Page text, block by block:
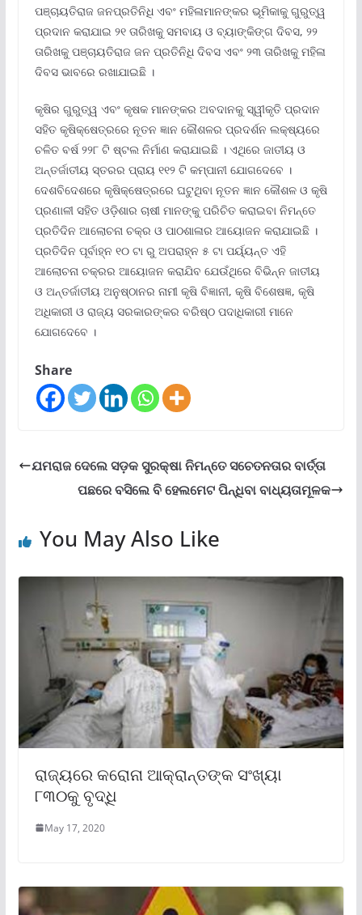
ପଞ୍ଚାୟତିରାଜ ଜନପ୍ରତିନିଧି ଏବଂ ମହିଳାମାନଙ୍କର ଭୂମିକାକୁ ଗୁରୁତ୍ୱ
ପ୍ରଦାନ କରାଯାଇ ୨୧ ତାରିଖକୁ ସମବାୟ ଓ ବ୍ୟାଙ୍କିଙ୍ଗ ଦିବସ, ୨୨
ତାରିଖକୁ ପଞ୍ଚାୟତିରାଜ ଜନ ପ୍ରତିନିଧି ଦିବସ ଏବଂ ୨୩ ତାରିଖକୁ ମହିଳା
ଦିବସ ଭାବରେ ରଖାଯାଇଛି ।
କୃଷିର ଗୁରୁତ୍ୱ ଏବଂ କୃଷକ ମାନଙ୍କର ଅବଦାନକୁ ସ୍ୱୀକୃତି ପ୍ରଦାନ
ସହିତ କୃଷିକ୍ଷେତ୍ରରେ ନୂତନ ଜ୍ଞାନ କୌଶଳର ପ୍ରଦର୍ଶନ ଲକ୍ଷ୍ୟରେ
ଚଳିତ ବର୍ଷ ୨୨୮ ଟି ଷ୍ଟଲ ନିର୍ମାଣ କରାଯାଇଛି । ଏଥିରେ ଜାତୀୟ ଓ
ଅନ୍ତର୍ଜାତୀୟ ସ୍ତରର ପ୍ରାୟ ୧୧୨ ଟି କମ୍ପାନୀ ଯୋଗଦେବେ ।
ଦେଶବିଦେଶରେ କୃଷିକ୍ଷେତ୍ରରେ ଘଟୁଥିବା ନୂତନ ଜ୍ଞାନ କୌଶଳ ଓ କୃଷି
ପ୍ରଣାଳୀ ସହିତ ଓଡ଼ିଶାର ଚାଷୀ ମାନଙ୍କୁ ପରିଚିତ କରାଇବା ନିମନ୍ତେ
ପ୍ରତିଦିନ ଆଲୋଚନା ଚକ୍ର ଓ ପାଠଶାଳାର ଆୟୋଜନ କରାଯାଇଛି ।
ପ୍ରତିଦିନ ପୂର୍ବାହ୍ନ ୧୦ ଟା ରୁ ଅପରାହ୍ନ ୫ ଟା ପର୍ୟ୍ୟନ୍ତ ଏହି
ଆଲୋଚନା ଚକ୍ରର ଆୟୋଜନ କରାଯିବ ଯେଉଁଥିରେ ବିଭିନ୍ନ ଜାତୀୟ
ଓ ଅନ୍ତର୍ଜାତୀୟ ଅନୁଷ୍ଠାନର ନାମୀ କୃଷି ବିଜ୍ଞାନୀ, କୃଷି ବିଶେଷଜ୍ଞ, କୃଷି
ଅଧିକାରୀ ଓ ରାଜ୍ୟ ସରକାରଙ୍କର ବରିଷ୍ଠ ପଦାଧିକାରୀ ମାନେ
ଯୋଗଦେବେ ।
Share
ଯମରାଜ ଦେଲେ ସଡ଼କ ସୁରକ୍ଷା ନିମନ୍ତେ ସଚେତନତାର ବାର୍ତ୍ତା
ପଛରେ ବସିଲେ ବି ହେଲମେଟ ପିନ୍ଧିବା ବାଧ୍ୟତାମୂଳକ
You May Also Like
ରାଜ୍ୟରେ କରୋନା ଆକ୍ରାନ୍ତଙ୍କ ସଂଖ୍ୟା
୮୩୦କୁ ବୃଦ୍ଧି
May 17, 2020